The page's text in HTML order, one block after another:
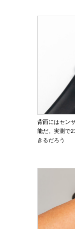
背面にはセン
能だ。実測で
きるだろう